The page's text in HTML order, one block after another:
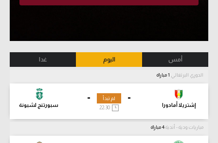
أمس اليوم غدا
الدوري البرتغالي
-
إشتريلا أمادورا
-
سبورتنج لشبونة
لم تبدأ
مباريات ودية - أندية